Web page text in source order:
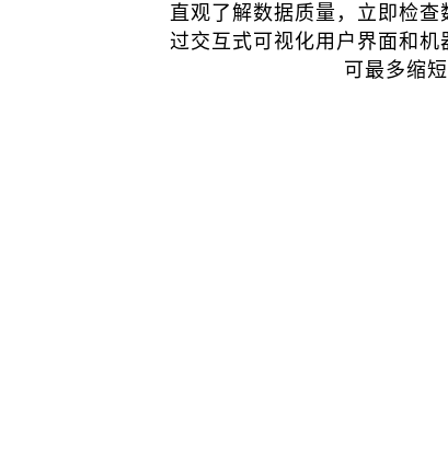
直观了解数据质量，立即检
过交互式可视化用户界面和机
可最多缩短